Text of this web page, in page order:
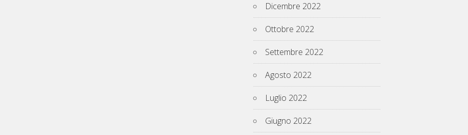
Dicembre 2022
Ottobre 2022
Settembre 2022
Agosto 2022
Luglio 2022
Giugno 2022